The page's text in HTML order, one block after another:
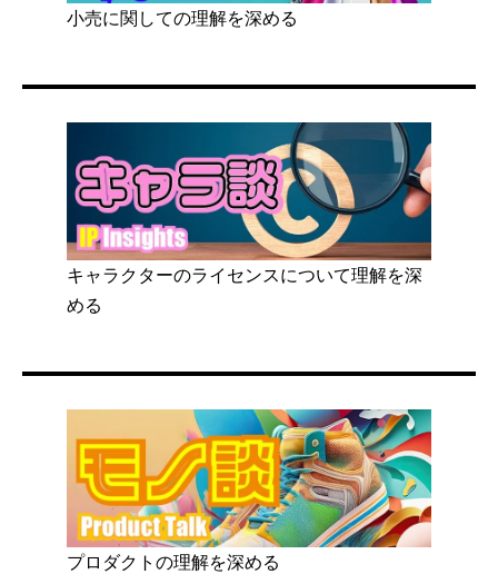
小売に関しての理解を深める
キャラクターのライセンスについて理解を深
める
プロダクトの理解を深める